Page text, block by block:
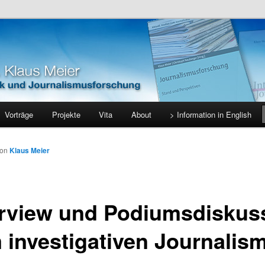
Meier
Universität Eichstätt-Ingolstadt
Vorträge Projekte Vita About > Information in English
und
investigativen
Klaus Meier